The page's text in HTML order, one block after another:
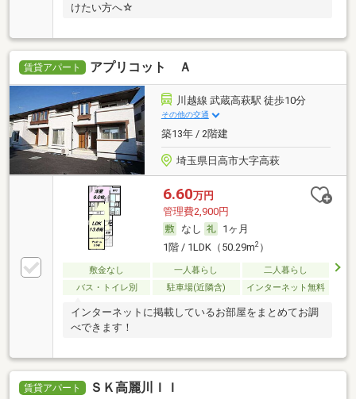
けたい方へ☆
賃貸アパート アプリコット Ａ
川越線 武蔵高萩駅 徒歩10分
その他の交通
築13年 / 2階建
埼玉県日高市大字高萩
6.60万円
管理費2,900円
なし
1ヶ月
1階 / 1LDK（50.29m2）
敷金なし 一人暮らし
二人暮らし
バス・トイレ別
駐車場(近隣含) インターネット無料
インターネットに掲載しているお部屋をまとめてお調
べできます！
賃貸アパート ＳＫ高麗川ＩＩ